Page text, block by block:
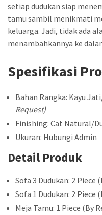
setiap dudukan siap
tamu sambil menikmati
keluarga. Jadi, tidak ada
menambahkannya ke
Spesifikasi
Bahan Rangka: Kayu
Request)
Finishing: Cat Natural/
Ukuran: Hubungi Admin
Detail Produk
Sofa 3 Dudukan: 2 Piece
Sofa 1 Dudukan: 2 Piece
Meja Tamu: 1 Piece (By